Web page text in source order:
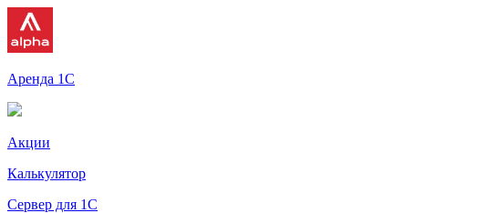
Аренда 1С
Акции
Калькулятор
Сервер для 1С